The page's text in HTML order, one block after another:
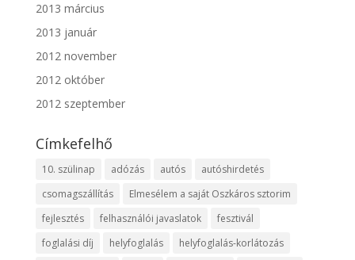
2013 március
2013 január
2012 november
2012 október
2012 szeptember
Címkefelhő
10. szülinap adózás autós
autóshirdetés
csomagszállítás
Elmesélem a saját Oszkáros sztorim
fejlesztés
felhasználói javaslatok
fesztivál
foglalási díj
helyfoglalás
helyfoglalás-korlátozás